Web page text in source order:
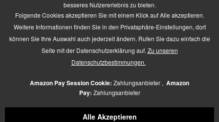
besseres Nutzererlebnis zu bieten.
Folgende Cookies akzeptieren Sie mit einem Klick auf Alle akzeptieren.
Weitere Informationen finden Sie in den Privatsphäre-Einstellungen, dort
können Sie Ihre Auswahl auch jederzeit ändern. Rufen Sie dazu einfach die
Seite mit der Datenschutzerklärung auf. Zu unseren
Datenschutzbestimmungen.
Amazon Pay Session Cookie: Zahlungsanbieter , Amazon
Pay: Zahlungsanbieter
Alle Akzeptieren
Barrierefrei Hilfswerkzeuge
Kontrast +
Links hervorheben
Größerer Text
Zusätzliche Beschreibung
Navigation per Tab-Taste